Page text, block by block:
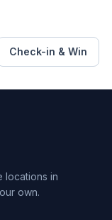
Check-in & Win
locations in
own.